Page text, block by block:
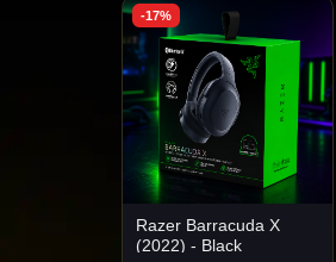
-17%
Razer Barracuda X
(2022) - Black